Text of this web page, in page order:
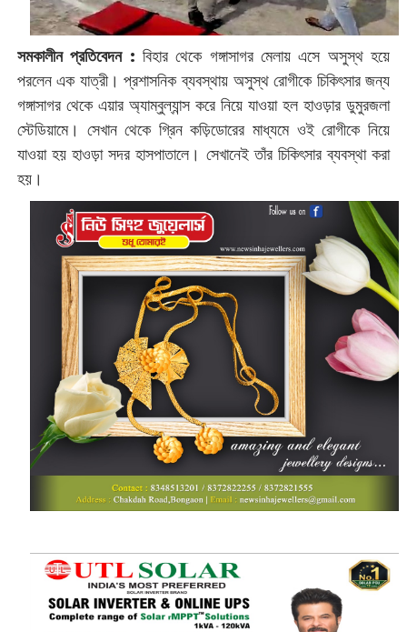
সমকালীন প্রতিবেদন : ‌বিহার থেকে গঙ্গাসাগর মেলায় এসে অসুস্থ হয়ে
পরলেন এক যাত্রী। প্রশাসনিক ব্যবস্থায় অসুস্থ রোগীকে চিকিৎসার জন্য
গঙ্গাসাগর থেকে এয়ার অ্যাম্বুল্যান্স করে নিয়ে যাওয়া হল হাওড়ার ডুমুরজলা
স্টেডিয়ামে। সেখান থেকে গ্রিন কড়িডোরের মাধ্যমে ওই রোগীকে নিয়ে
যাওয়া হয় হাওড়া সদর হাসপাতালে। সেখানেই তাঁর চিকিৎসার ব্যবস্থা করা
হয়।